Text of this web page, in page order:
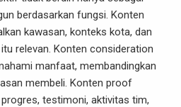
berdasarkan fungsi. Konten
kawasan, konteks kota, dan
relevan. Konten consideration
manfaat, membandingkan
membeli. Konten proof
testimoni, aktivitas tim,